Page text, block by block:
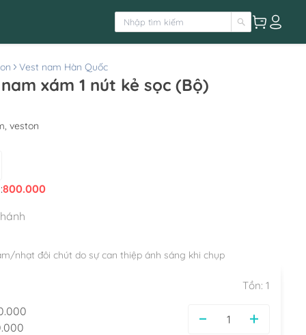
Vest nam Hàn Quốc
xám 1 nút kẻ sọc (Bộ)
veston
800.000
nhạt đôi chút do sự can thiệp ánh sáng khi chụp
Tồn: 1